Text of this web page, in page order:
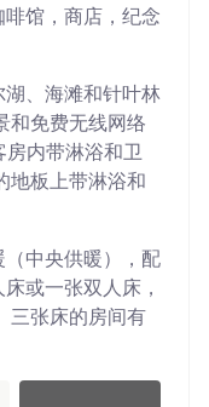
馆，商店，纪念
、海滩和针叶林
和免费无线网络
房内带淋浴和卫
地板上带淋浴和
中央供暖），配
或一张双人床，
三张床的房间有